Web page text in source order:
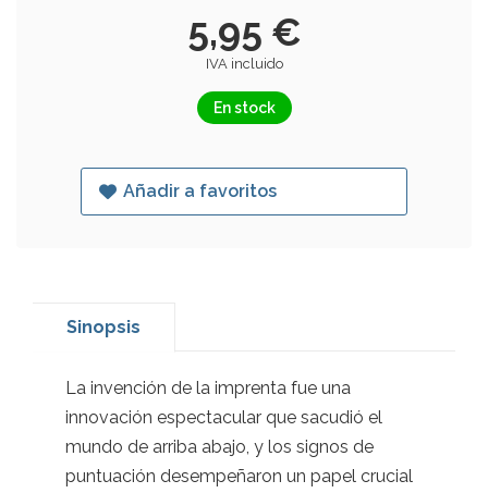
5,95 €
IVA incluido
En stock
Añadir a favoritos
Sinopsis
La invención de la imprenta fue una
innovación espectacular que sacudió el
mundo de arriba abajo, y los signos de
puntuación desempeñaron un papel crucial